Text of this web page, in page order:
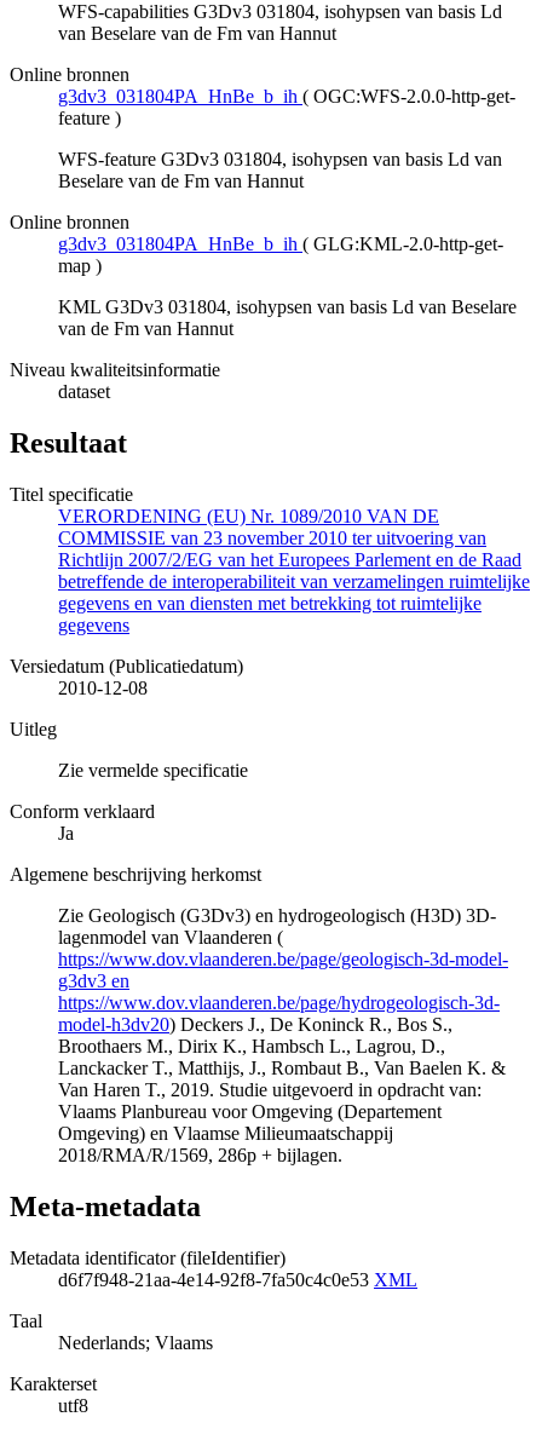
WFS-capabilities G3Dv3 031804, isohypsen van basis Ld
van Beselare van de Fm van Hannut
Online bronnen
g3dv3_031804PA_HnBe_b_ih ( OGC:WFS-2.0.0-http-get-
feature )
WFS-feature G3Dv3 031804, isohypsen van basis Ld van
Beselare van de Fm van Hannut
Online bronnen
g3dv3_031804PA_HnBe_b_ih ( GLG:KML-2.0-http-get-
map )
KML G3Dv3 031804, isohypsen van basis Ld van Beselare
van de Fm van Hannut
Niveau kwaliteitsinformatie
dataset
Resultaat
Titel specificatie
VERORDENING (EU) Nr. 1089/2010 VAN DE
COMMISSIE van 23 november 2010 ter uitvoering van
Richtlijn 2007/2/EG van het Europees Parlement en de Raad
betreffende de interoperabiliteit van verzamelingen ruimtelijke
gegevens en van diensten met betrekking tot ruimtelijke
gegevens
Versiedatum (Publicatiedatum)
2010-12-08
Uitleg
Zie vermelde specificatie
Conform verklaard
Ja
Algemene beschrijving herkomst
Zie Geologisch (G3Dv3) en hydrogeologisch (H3D) 3D-
lagenmodel van Vlaanderen (
https://www.dov.vlaanderen.be/page/geologisch-3d-model-
g3dv3 en
https://www.dov.vlaanderen.be/page/hydrogeologisch-3d-
model-h3dv20) Deckers J., De Koninck R., Bos S.,
Broothaers M., Dirix K., Hambsch L., Lagrou, D.,
Lanckacker T., Matthijs, J., Rombaut B., Van Baelen K. &
Van Haren T., 2019. Studie uitgevoerd in opdracht van:
Vlaams Planbureau voor Omgeving (Departement
Omgeving) en Vlaamse Milieumaatschappij
2018/RMA/R/1569, 286p + bijlagen.
Meta-metadata
Metadata identificator (fileIdentifier)
d6f7f948-21aa-4e14-92f8-7fa50c4c0e53 XML
Taal
Nederlands; Vlaams
Karakterset
utf8